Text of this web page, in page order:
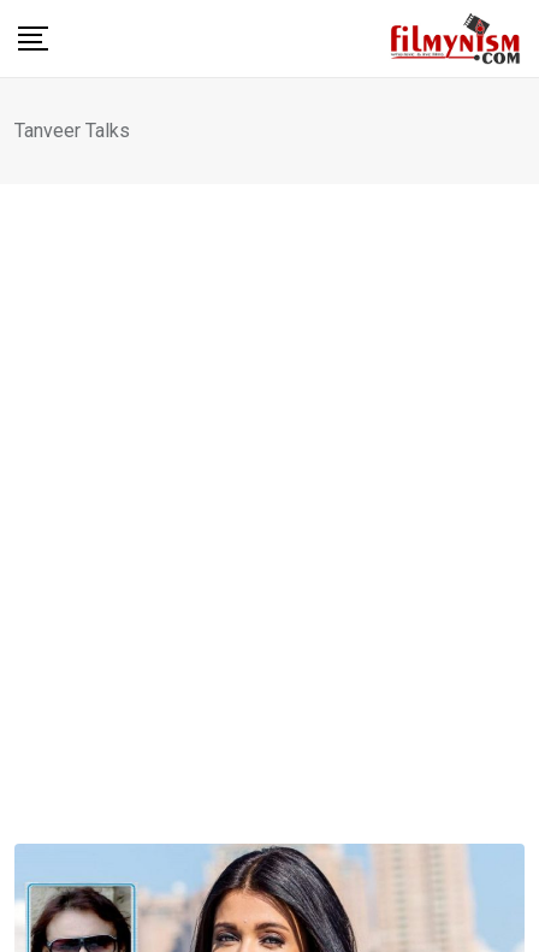
Tanveer Talks